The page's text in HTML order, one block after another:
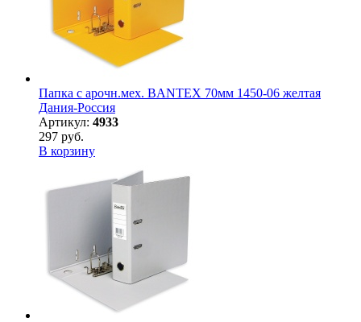
Папка с арочн.мех. BANTEX 70мм 1450-06 желтая
Дания-Россия
Артикул: 4933
297 руб.
В корзину